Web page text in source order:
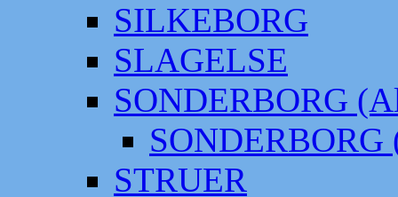
SILKEBORG
SLAGELSE
SONDERBORG
SONDERBORG
STRUER